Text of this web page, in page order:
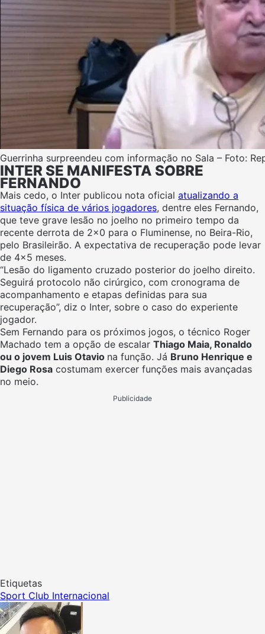
Guerrinha surpreendeu com informação no Sala – Foto:
INTER SE MANIFESTA SOBRE
FERNANDO
Mais cedo, o Inter publicou nota oficial atualizando a
situação física de vários jogadores, dentre eles Fernando,
que teve grave lesão no joelho no primeiro tempo da
recente derrota de 2×0 para o Fluminense, no Beira-Rio,
pelo Brasileirão. A expectativa de recuperação pode levar
de 4x5 meses.
“Lesão do ligamento cruzado posterior do joelho direito.
Seguirá protocolo não cirúrgico, com cronograma de
acompanhamento e etapas definidas para sua
recuperação”, diz o Inter, sobre o caso do experiente
jogador.
Sem Fernando para os próximos jogos, o técnico Roger
Machado tem a opção de escalar Thiago Maia, Ronaldo
ou o jovem Luis Otavio na função. Já Bruno Henrique e
Diego Rosa costumam exercer funções mais avançadas
no meio.
Publicidade
Etiquetas
Sport Club Internacional